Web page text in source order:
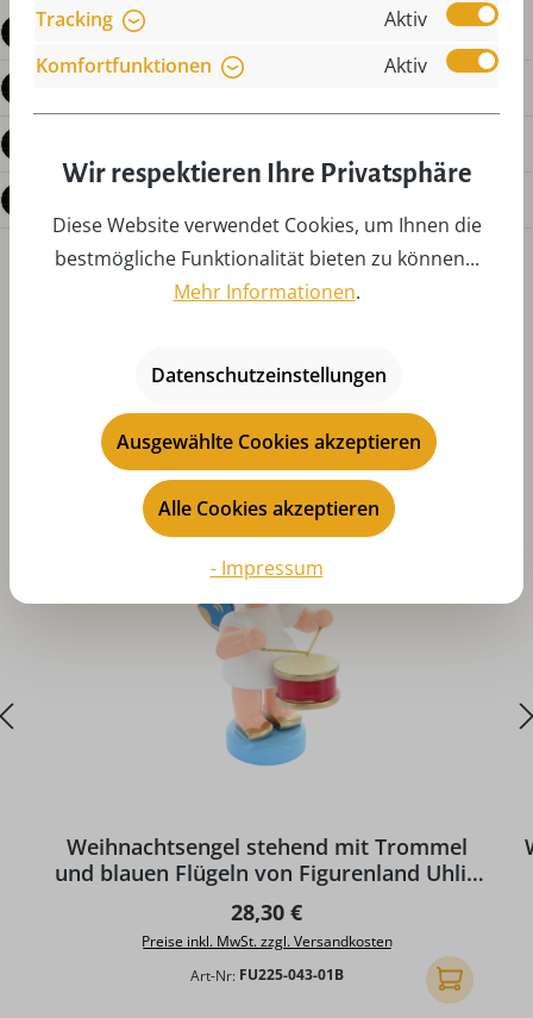
Beschreibung
Produktgalerie überspringen
Das könnte Ihnen auch gefallen
Weihnachtsengel stehend mit Trommel
und blauen Flügeln von Figurenland Uhlig
GmbH
Regulärer Preis:
28,30 €
Preise inkl. MwSt. zzgl. Versandkosten
Art-Nr: FU225-043-01B In den
Tracking
Aktiv
Komfortfunktionen
Aktiv
Wir respektieren Ihre Privatsphäre
Diese Website verwendet Cookies, um Ihnen die
bestmögliche Funktionalität bieten zu können...
Mehr Informationen.
Datenschutzeinstellungen
Ausgewählte Cookies akzeptieren
Alle Cookies akzeptieren
- Impressum